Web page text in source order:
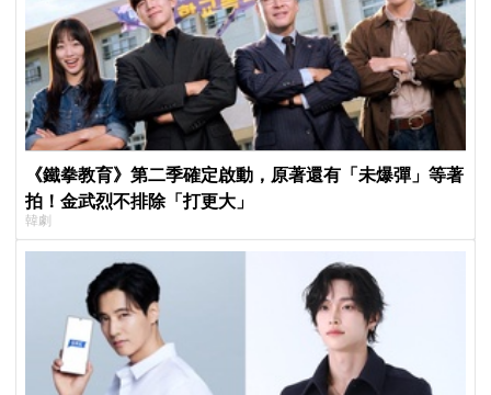
《鐵拳教育》第二季確定啟動，原著還有「未爆彈」等著
拍！金武烈不排除「打更大」
韓劇